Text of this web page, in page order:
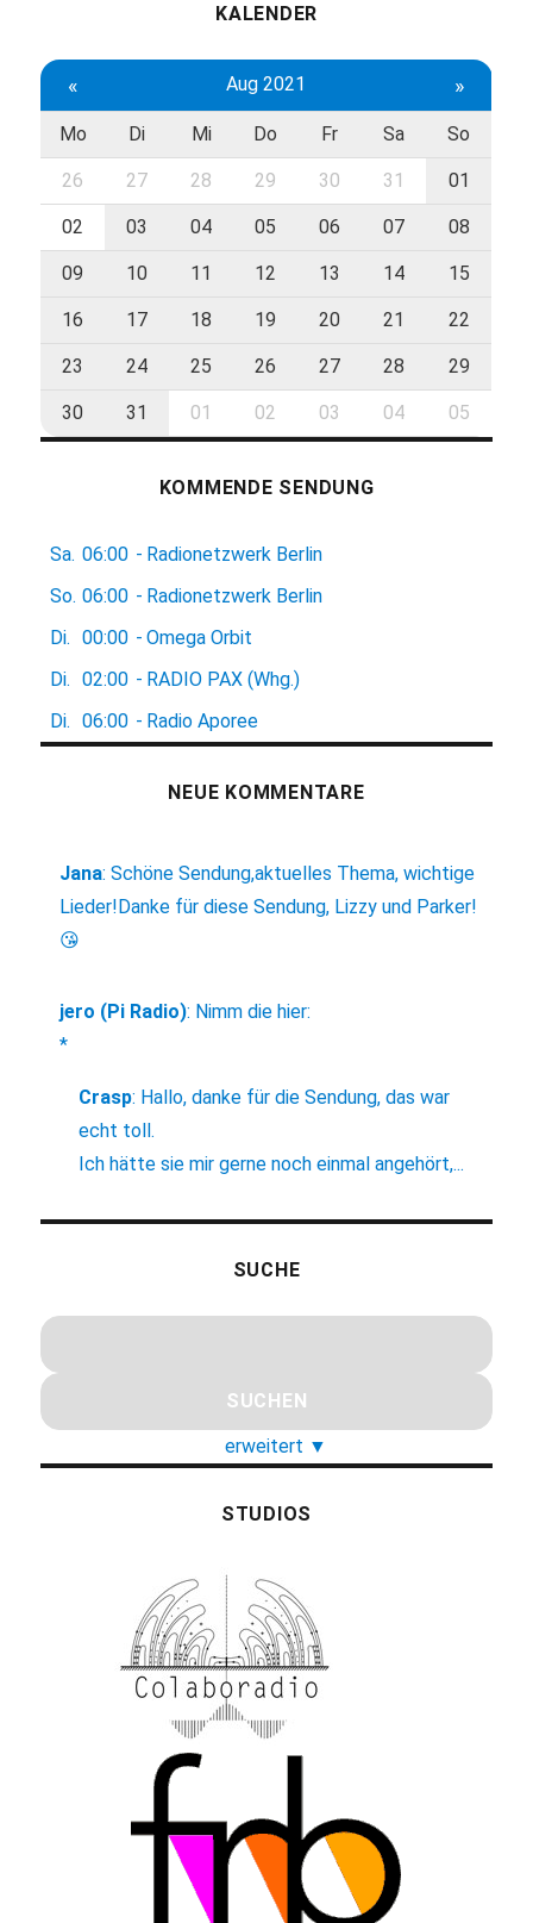
KALENDER
« Aug 2021 »
Mo Di Mi Do Fr Sa So
26 27 28 29 30 31 01
02 03 04 05 06 07 08
09 10 11 12 13 14 15
16 17 18 19 20 21 22
23 24 25 26 27 28 29
30 31 01 02 03 04 05
KOMMENDE SENDUNG
Sa. 06:00 - Radionetzwerk Berlin
So. 06:00 - Radionetzwerk Berlin
Di.
00:00 - Omega Orbit
Di.
02:00 - RADIO PAX (Whg.)
Di.
06:00 - Radio Aporee
NEUE KOMMENTARE
Jana:Schöne Sendung,aktuelles Thema, wichtige
Lieder!Danke für diese Sendung, Lizzy und Parker!
😘
jero (Pi Radio): Nimm die hier:
*
Crasp: Hallo, danke für die Sendung, das war
echt toll.
Ich hätte sie mir gerne noch einmal angehört,...
SUCHE
erweitert ▼
STUDIOS